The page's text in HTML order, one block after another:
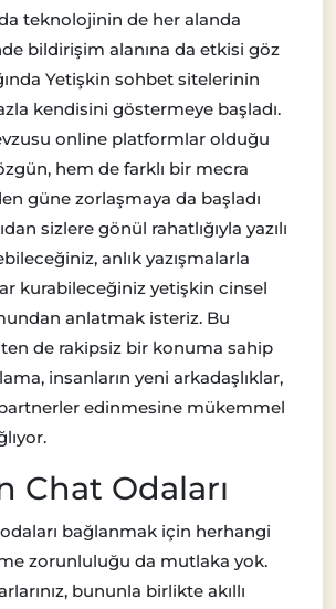
teknolojinin de her alanda
bildirişim alanına da etkisi göz
Yetişkin sohbet sitelerinin
kendisini göstermeye başladı.
online platformlar olduğu
hem de farklı bir mecra
güne zorlaşmaya da başladı
sizlere gönül rahatlığıyla yazılı
anlık yazışmalarla
kurabileceğiniz yetişkin cinsel
anlatmak isteriz. Bu
de rakipsiz bir konuma sahip
insanların yeni arkadaşlıklar,
edinmesine mükemmel
Chat Odaları
bağlanmak için herhangi
zorunluluğu da mutlaka yok.
bununla birlikte akıllı